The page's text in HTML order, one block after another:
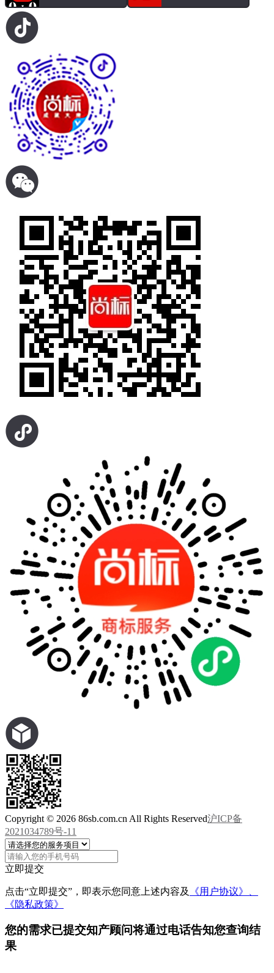
Copyright © 2026 86sb.com.cn All Rights Reserved沪ICP备
2021034789号-11
立即提交
点击“立即提交”，即表示您同意上述内容及
《用户协议》、
《隐私政策》
您的需求已提交知产顾问将通过电话告知您查询结
果